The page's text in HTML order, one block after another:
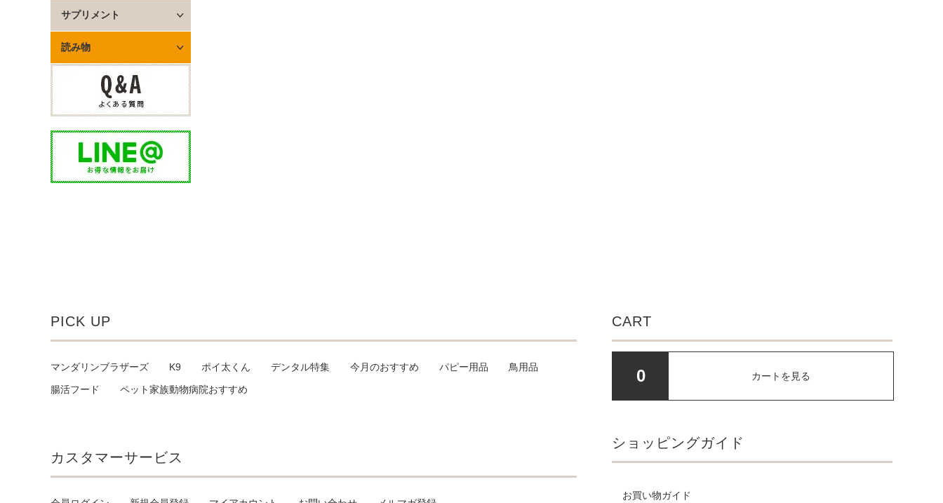
サプリメント
読み物
PICK UP
マンダリンブラザーズ K9 ポイ太くん デンタル特集 今月のおすすめ パピー用品
鳥用品
腸活フード
ペット家族動物病院おすすめ
カスタマーサービス
CART
0 カートを見る
ショッピングガイド
お買い物ガイド